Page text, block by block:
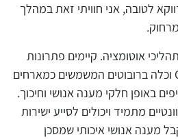
לטובה, אני חוויתי זאת במהלך
אוטומציה. קיימים פתרונות
וכלה ברובוטים המשמשים כמארחים
באופן חלקי מענה אנושי וחיכוך.
מתמיד ויכולים לסייע ישירות
מענה אנושי איכותי שמסכן